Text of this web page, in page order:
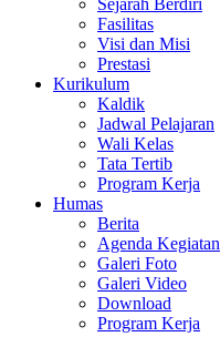
Sejarah Berdiri
Fasilitas
Visi dan Misi
Prestasi
Kurikulum
Kaldik
Jadwal Pelajaran
Wali Kelas
Tata Tertib
Program Kerja
Humas
Berita
Agenda Kegiatan
Galeri Foto
Galeri Video
Download
Program Kerja